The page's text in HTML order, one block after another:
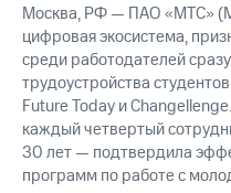
Москва, РФ — ПАО «МТС»
цифровая экосистема,
среди работодателей
трудоустройства
Future Today и
каждый четвертый
30 лет — подтвердила
программ по работе с